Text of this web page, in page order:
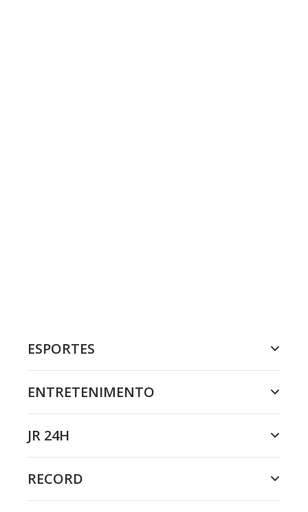
ESPORTES
ENTRETENIMENTO
JR 24H
RECORD